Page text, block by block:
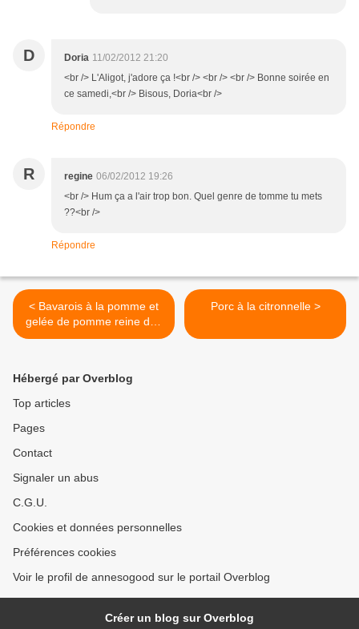
D Doria 11/02/2012 21:20
<br /> L'Aligot, j'adore ça !<br /> <br /> <br /> Bonne soirée en
ce samedi,<br /> Bisous, Doria<br />
Répondre
R regine 06/02/2012 19:26
<br /> Hum ça a l'air trop bon. Quel genre de tomme tu mets
??<br />
Répondre
< Bavarois à la pomme et
gelée de pomme reine des
reinettes.
Porc à la citronnelle >
Hébergé par Overblog
Top articles
Pages
Contact
Signaler un abus
C.G.U.
Cookies et données personnelles
Préférences cookies
Voir le profil de annesogood sur le portail Overblog
Créer un blog sur Overblog